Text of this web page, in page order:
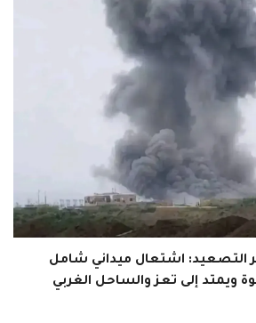
التصعيد: اشتعال ميداني شامل
ويمتد إلى تعز والساحل الغربي